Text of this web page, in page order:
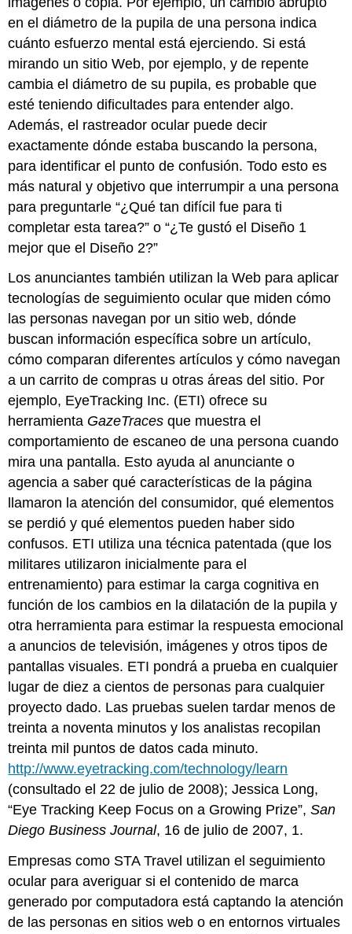
en el diámetro de la pupila de una persona indica
cuánto esfuerzo mental está ejerciendo. Si está
mirando un sitio Web, por ejemplo, y de repente
cambia el diámetro de su pupila, es probable que
esté teniendo dificultades para entender algo.
Además, el rastreador ocular puede decir
exactamente dónde estaba buscando la persona,
para identificar el punto de confusión. Todo esto es
más natural y objetivo que interrumpir a una persona
para preguntarle “¿Qué tan difícil fue para ti
completar esta tarea?” o “¿Te gustó el Diseño 1
mejor que el Diseño 2?”
Los anunciantes también utilizan la Web para aplicar
tecnologías de seguimiento ocular que miden cómo
las personas navegan por un sitio web, dónde
buscan información específica sobre un artículo,
cómo comparan diferentes artículos y cómo navegan
a un carrito de compras u otras áreas del sitio. Por
ejemplo, EyeTracking Inc. (ETI) ofrece su
herramienta GazeTraces que muestra el
comportamiento de escaneo de una persona cuando
mira una pantalla. Esto ayuda al anunciante o
agencia a saber qué características de la página
llamaron la atención del consumidor, qué elementos
se perdió y qué elementos pueden haber sido
confusos. ETI utiliza una técnica patentada (que los
militares utilizaron inicialmente para el
entrenamiento) para estimar la carga cognitiva en
función de los cambios en la dilatación de la pupila y
otra herramienta para estimar la respuesta emocional
a anuncios de televisión, imágenes y otros tipos de
pantallas visuales. ETI pondrá a prueba en cualquier
lugar de diez a cientos de personas para cualquier
proyecto dado. Las pruebas suelen tardar menos de
treinta a noventa minutos y los analistas recopilan
treinta mil puntos de datos cada minuto.
http://www.eyetracking.com/technology/learn
(consultado el 22 de julio de 2008); Jessica Long,
“Eye Tracking Keep Focus on a Growing Prize”,San
Diego Business Journal, 16 de julio de 2007, 1.
Empresas como STA Travel utilizan el seguimiento
ocular para averiguar si el contenido de marca
generado por computadora está captando la atención
de las personas en sitios web o en entornos virtuales